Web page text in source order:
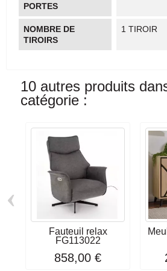
PORTES
NOMBRE DE
TIROIRS
1 TIROIR
10 autres produits
catégorie :
Fauteuil relax
FG113022
858,00 €
‹